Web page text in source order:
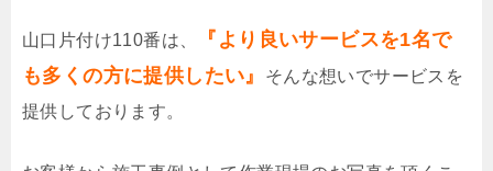
山口片付け110番は、
『より良いサービスを1名で
も多くの方に提供したい』
そんな想いでサービスを
提供しております。